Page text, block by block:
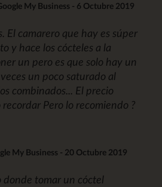
My Business - 6 Octubre 2019
El camarero que hay es súper
y hace los cócteles a la
un pero es que solo hay un
un poco saturado al
combinados... El precio
Pero lo recomiendo ?
My Business - 20 Octubre 2019
donde tomar un cóctel